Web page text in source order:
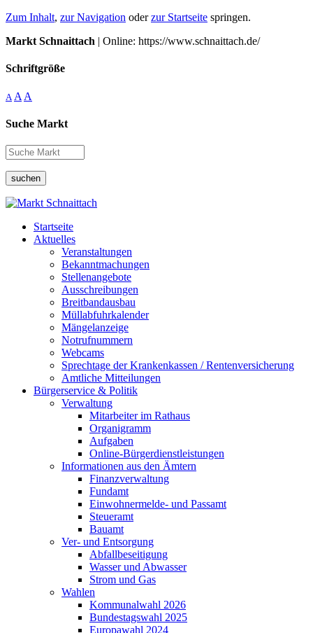
Zum Inhalt, zur Navigation oderzur Startseite springen.
Markt Schnaittach | Online: https://www.schnaittach.de/
Schriftgröße
A A A
Suche Markt
suchen
Startseite
Aktuelles
Veranstaltungen
Bekanntmachungen
Stellenangebote
Ausschreibungen
Breitbandausbau
Müllabfuhrkalender
Mängelanzeige
Notrufnummern
Webcams
Sprechtage der Krankenkassen / Rentenversicherung
Amtliche Mitteilungen
Bürgerservice & Politik
Verwaltung
Mitarbeiter im Rathaus
Organigramm
Aufgaben
Online-Bürgerdienstleistungen
Informationen aus den Ämtern
Finanzverwaltung
Fundamt
Einwohnermelde- und Passamt
Steueramt
Bauamt
Ver- und Entsorgung
Abfallbeseitigung
Wasser und Abwasser
Strom und Gas
Wahlen
Kommunalwahl 2026
Bundestagswahl 2025
Europawahl 2024